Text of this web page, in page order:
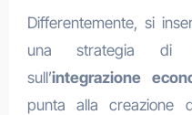
Differentemente, si
una strategia di
sull’integrazione
punta alla creazione